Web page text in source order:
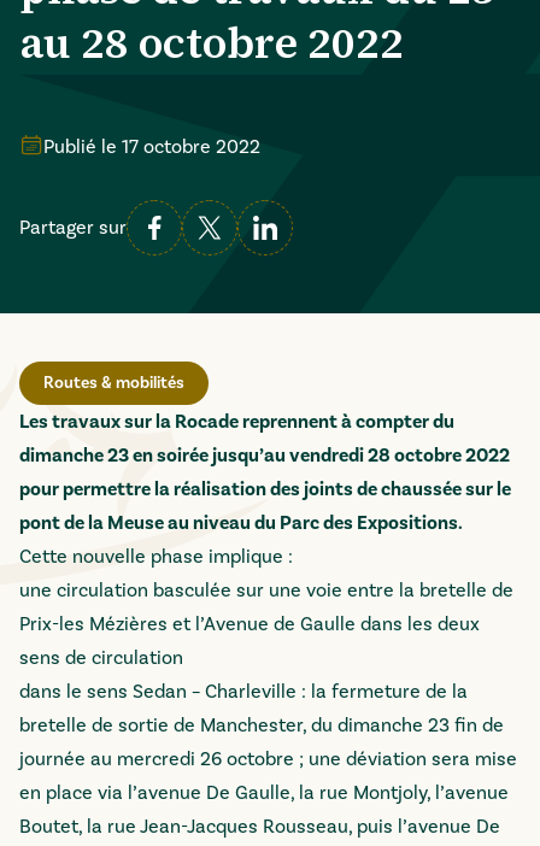
au 28 octobre 2022
Publié le 17 octobre 2022
Partager sur
Routes & mobilités
Les travaux sur la Rocade reprennent à compter du
dimanche 23 en soirée jusqu’au vendredi 28 octobre 2022
pour permettre la réalisation des joints de chaussée sur le
pont de la Meuse au niveau du Parc des Expositions.
Cette nouvelle phase implique :
une circulation basculée sur une voie entre la bretelle de
Prix-les Mézières et l’Avenue de Gaulle dans les deux
sens de circulation
dans le sens Sedan – Charleville : la fermeture de la
bretelle de sortie de Manchester, du dimanche 23 fin de
journée au mercredi 26 octobre ; une déviation sera mise
en place via l’avenue De Gaulle, la rue Montjoly, l’avenue
Boutet, la rue Jean-Jacques Rousseau, puis l’avenue De